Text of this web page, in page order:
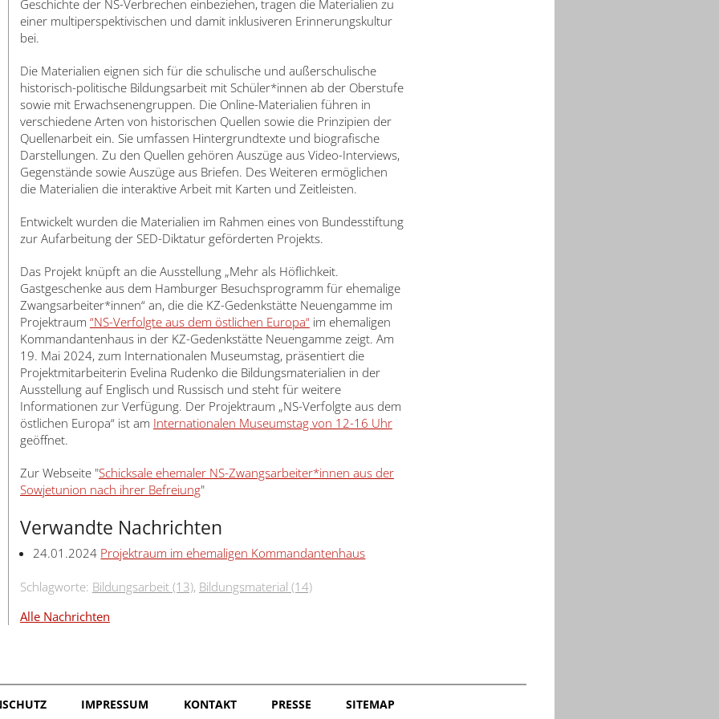
Geschichte der NS-Verbrechen einbeziehen, tragen die Materialien zu
einer multiperspektivischen und damit inklusiveren Erinnerungskultur
bei.
Die Materialien eignen sich für die schulische und außerschulische
historisch-politische Bildungsarbeit mit Schüler*innen ab der Oberstufe
sowie mit Erwachsenengruppen. Die Online-Materialien führen in
verschiedene Arten von historischen Quellen sowie die Prinzipien der
Quellenarbeit ein. Sie umfassen Hintergrundtexte und biografische
Darstellungen. Zu den Quellen gehören Auszüge aus Video-Interviews,
Gegenstände sowie Auszüge aus Briefen. Des Weiteren ermöglichen
die Materialien die interaktive Arbeit mit Karten und Zeitleisten.
Entwickelt wurden die Materialien im Rahmen eines von Bundesstiftung
zur Aufarbeitung der SED-Diktatur geförderten Projekts.
Das Projekt knüpft an die Ausstellung „Mehr als Höflichkeit.
Gastgeschenke aus dem Hamburger Besuchsprogramm für ehemalige
Zwangsarbeiter*innen“ an, die die KZ-Gedenkstätte Neuengamme im
Projektraum “NS-Verfolgte aus dem östlichen Europa“im ehemaligen
Kommandantenhaus in der KZ-Gedenkstätte Neuengamme zeigt. Am
19. Mai 2024, zum Internationalen Museumstag, präsentiert die
Projektmitarbeiterin Evelina Rudenko die Bildungsmaterialien in der
Ausstellung auf Englisch und Russisch und steht für weitere
Informationen zur Verfügung. Der Projektraum „NS-Verfolgte aus dem
östlichen Europa“ ist am Internationalen Museumstag von 12-16 Uhr
geöffnet.
Zur Webseite "Schicksale ehemaler NS-Zwangsarbeiter*innen aus der
Sowjetunion nach ihrer Befreiung"
Verwandte Nachrichten
24.01.2024 Projektraum im ehemaligen Kommandantenhaus
Schlagworte: Bildungsarbeit (13), Bildungsmaterial (14)
Alle Nachrichten
IMPRESSUM KONTAKT PRESSE SITEMAP